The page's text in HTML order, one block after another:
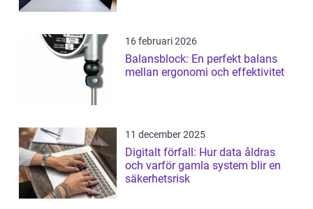
16 februari 2026
Balansblock: En perfekt balans
mellan ergonomi och effektivitet
11 december 2025
Digitalt förfall: Hur data åldras
och varför gamla system blir en
säkerhetsrisk